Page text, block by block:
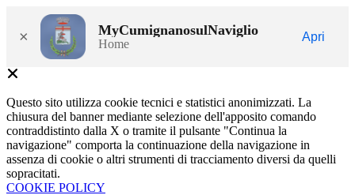
× MyCumignanosulNaviglio
Home
Apri
Questo sito utilizza cookie tecnici e statistici anonimizzati. La
chiusura del banner mediante selezione dell'apposito comando
contraddistinto dalla X o tramite il pulsante "Continua la
navigazione" comporta la continuazione della navigazione in
assenza di cookie o altri strumenti di tracciamento diversi da quelli
sopracitati.
COOKIE POLICY